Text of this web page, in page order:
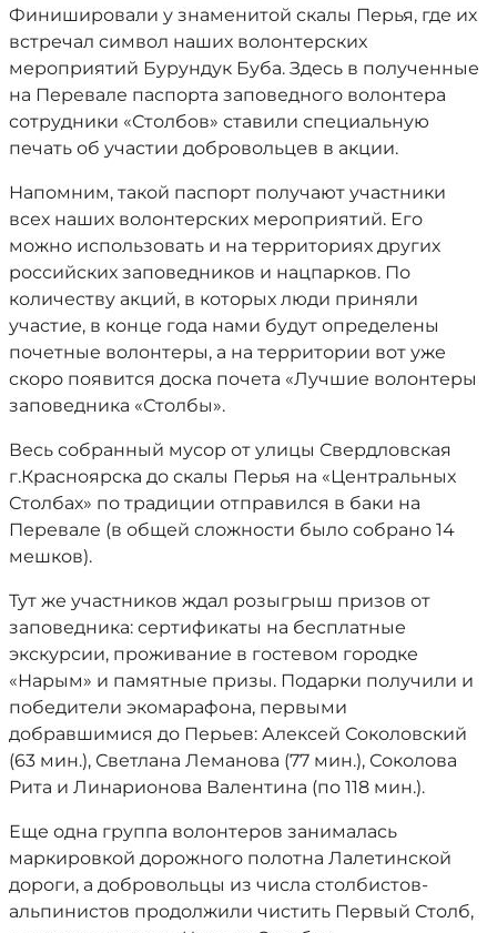
Финишировали у знаменитой скалы Перья, где их
встречал символ наших волонтерских
мероприятий Бурундук Буба. Здесь в полученные
на Перевале паспорта заповедного волонтера
сотрудники «Столбов» ставили специальную
печать об участии добровольцев в акции.
Напомним, такой паспорт получают участники
всех наших волонтерских мероприятий. Его
можно использовать и на территориях других
российских заповедников и нацпарков. По
количеству акций, в которых люди приняли
участие, в конце года нами будут определены
почетные волонтеры, а на территории вот уже
скоро появится доска почета «Лучшие волонтеры
заповедника «Столбы».
Весь собранный мусор от улицы Свердловская
г.Красноярска до скалы Перья на «Центральных
Столбах» по традиции отправился в баки на
Перевале (в общей сложности было собрано 14
мешков).
Тут же участников ждал розыгрыш призов от
заповедника: сертификаты на бесплатные
экскурсии, проживание в гостевом городке
«Нарым» и памятные призы. Подарки получили и
победители экомарафона, первыми
добравшимися до Перьев: Алексей Соколовский
(63 мин.), Светлана Леманова (77 мин.), Соколова
Рита и Линарионова Валентина (по 118 мин.).
Еще одна группа волонтеров занималась
маркировкой дорожного полотна Лалетинской
дороги, а добровольцы из числа столбистов-
альпинистов продолжили чистить Первый Столб,